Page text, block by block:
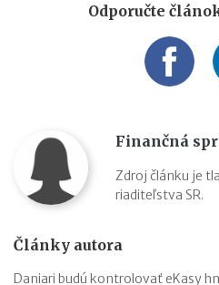
Odporučte
Finančná
Zdroj článku je
riaditeľstva SR.
Články autora
Daniari budú kontrolovať eKasy